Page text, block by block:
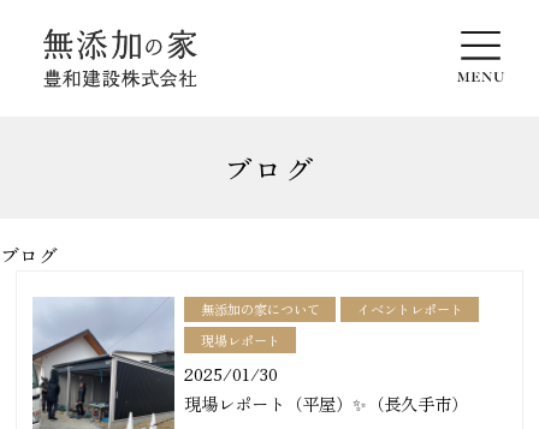
ブログ
ブログ
無添加の家について
イベントレポート
現場レポート
2025/01/30
現場レポート（平屋）✨（長久手市）